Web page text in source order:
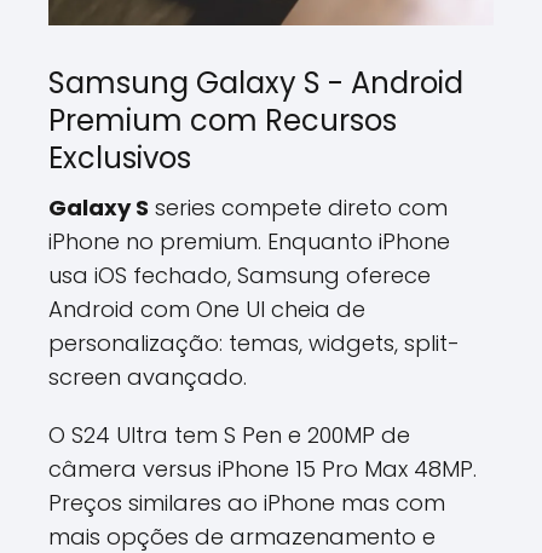
Samsung Galaxy S - Android
Premium com Recursos
Exclusivos
Galaxy S series compete direto com
iPhone no premium. Enquanto iPhone
usa iOS fechado, Samsung oferece
Android com One UI cheia de
personalização: temas, widgets, split-
screen avançado.
O S24 Ultra tem S Pen e 200MP de
câmera versus iPhone 15 Pro Max 48MP.
Preços similares ao iPhone mas com
mais opções de armazenamento e